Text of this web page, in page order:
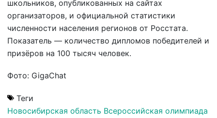
школьников, опубликованных на сайтах
организаторов, и официальной статистики
численности населения регионов от Росстата.
Показатель — количество дипломов победителей и
призёров на 100 тысяч человек.
Фото: GigaChat
Теги
Новосибирская область Всероссийская олимпиада